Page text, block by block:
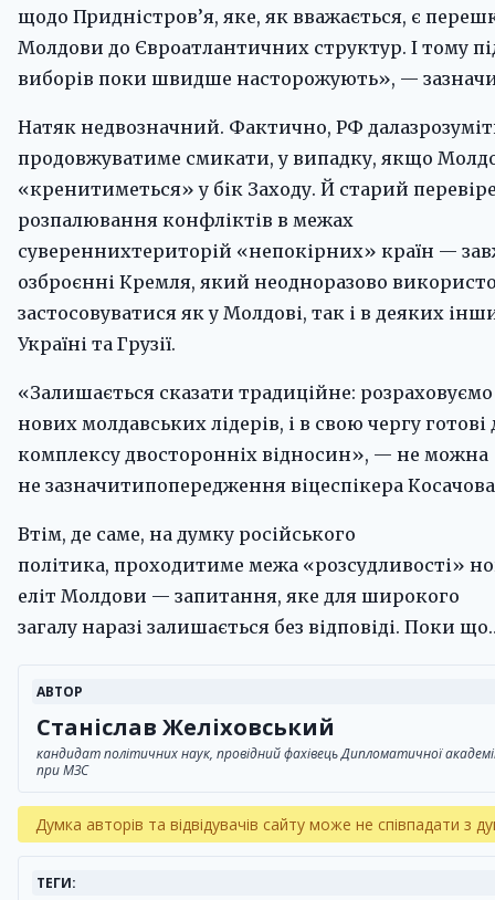
щодо Придністров’я, яке, як вважається, є
Молдови до Євроатлантичних структур. І тому
виборів поки швидше насторожують», —
Натяк недвозначний. Фактично, РФ
продовжуватиме смикати, у випадку, якщо
«кренитиметься» у бік Заходу. Й старий
розпалювання конфліктів в межах
сувереннихтериторій «непокірних» країн —
озброєнні Кремля, який неодноразово
застосовуватися як у Молдові, так і в деяких
Україні та Грузії.
«Залишається сказати традиційне:
нових молдавських лідерів, і в свою чергу готові
комплексу двосторонніх відносин», — не можна
не зазначитипопередження віцеспікера
Втім, де саме, на думку російського
політика, проходитиме межа «розсудливості»
еліт Молдови — запитання, яке для широкого
загалу наразі залишається без відповіді. Поки
АВТОР
Станіслав Желіховський
кандидат політичних наук, провідний фахівець Дипломатичної
при МЗС
Думка авторів та відвідувачів сайту може не співпадати з
ТЕГИ: